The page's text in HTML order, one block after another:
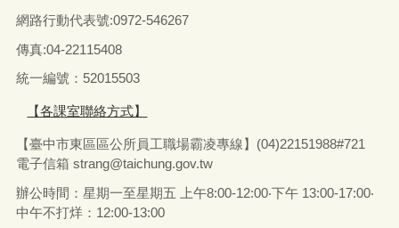
網路行動代表號:0972-546267
傳真:04-22115408
統一編號：52015503
【各課室聯絡方式】
【臺中市東區區公所員工職場霸凌專線】(04)22151988#721
電子信箱 strang@taichung.gov.tw
辦公時間：星期一至星期五 上午8:00-12:00‧下午 13:00-17:00‧
中午不打烊：12:00-13:00